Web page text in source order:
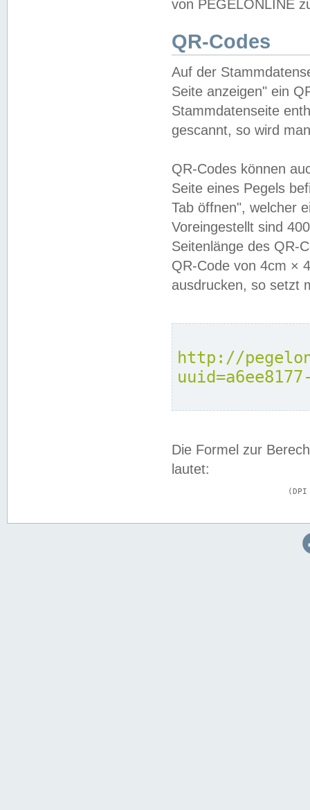
von PEGELONLINE
QR-Codes
Auf der
Seite anzeigen" ein
Stammdatenseite
gescannt, so wird
QR-Codes können
Seite eines Pegels
Tab öffnen", welcher
Voreingestellt sind
Seitenlänge des QR-
QR-Code von 4cm ×
ausdrucken, so setzt
http://
Die Formel zur
lautet: